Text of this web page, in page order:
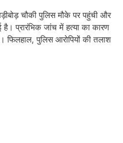
चौकी पुलिस मौके पर पहुंची और
प्रारंभिक जांच में हत्या का कारण
फिलहाल, पुलिस आरोपियों की तलाश